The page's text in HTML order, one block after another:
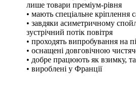
лише товари преміум-рівня
• мають спеціальне кріплення
• завдяки асиметричному
зустрічний потік повітря
• проходять випробування на
• оснащені довговічною
• добре працюють як взимку,
• вироблені у Франції